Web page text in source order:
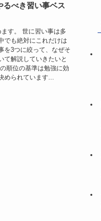
るべき習い事ベス
す。 世に習い事は多
でも絶対にこれだけは
を3つに絞って、なぜそ
て解説していきたいと
順位の基準は勉強に効
められています...